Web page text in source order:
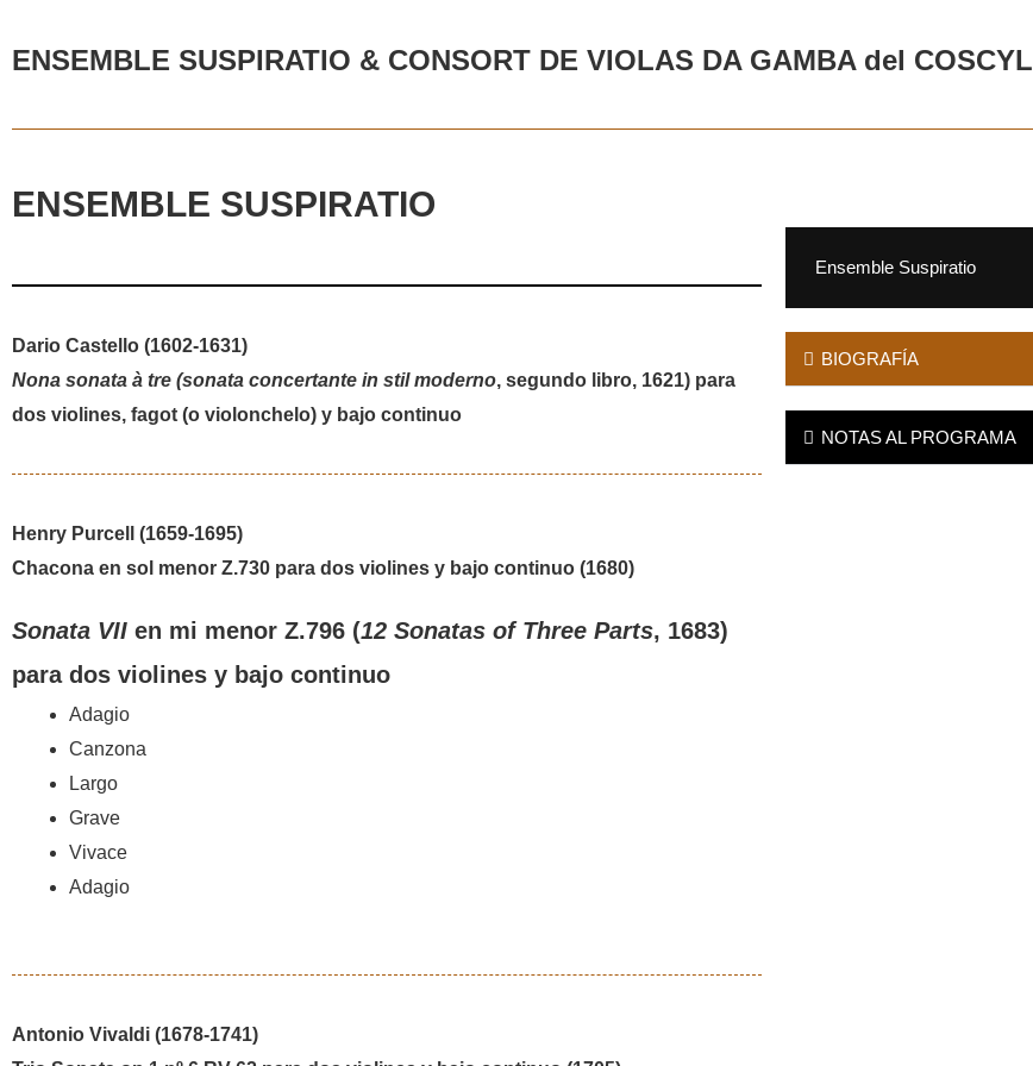
ENSEMBLE SUSPIRATIO & CONSORT DE VIOLAS DA GAMBA del COSCYL
ENSEMBLE SUSPIRATIO
Dario Castello (1602-1631)
Nona sonata à tre (sonata concertante in stil moderno, segundo libro, 1621) para
dos violines, fagot (o violonchelo) y bajo continuo
Henry Purcell (1659-1695)
Chacona en sol menor Z.730 para dos violines y bajo continuo (1680)
Sonata VII en mi menor Z.796 (12 Sonatas of Three Parts, 1683)
para dos violines y bajo continuo
Adagio
Canzona
Largo
Grave
Vivace
Adagio
Antonio Vivaldi (1678-1741)
Ensemble Suspiratio
BIOGRAFÍA
NOTAS AL PROGRAMA